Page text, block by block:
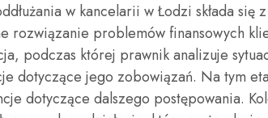
w kancelarii w Łodzi składa
rozwiązanie problemów finansowych
podczas której prawnik analizuje
dotyczące jego zobowiązań. Na tym
dotyczące dalszego postępowania.